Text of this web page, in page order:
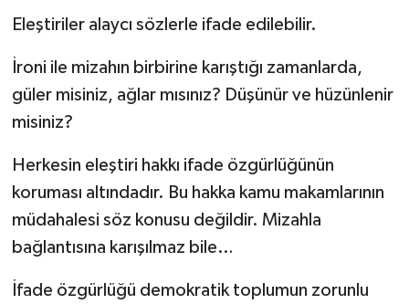
Eleştiriler alaycı sözlerle ifade edilebilir.
İroni ile mizahın birbirine karıştığı zamanlarda,
güler misiniz, ağlar mısınız? Düşünür ve hüzünlenir
misiniz?
Herkesin eleştiri hakkı ifade özgürlüğünün
koruması altındadır. Bu hakka kamu makamlarının
müdahalesi söz konusu değildir. Mizahla
bağlantısına karışılmaz bile…
İfade özgürlüğü demokratik toplumun zorunlu